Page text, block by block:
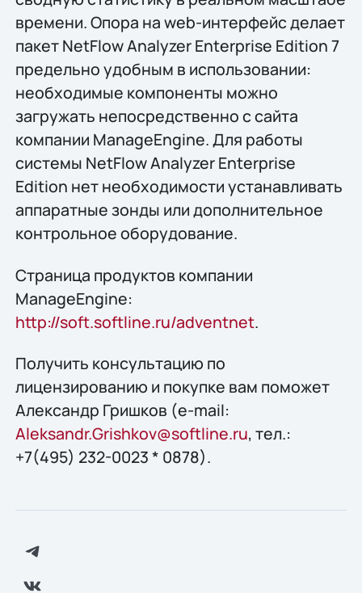
времени. Опора на web-интерфейс делает
пакет NetFlow Analyzer Enterprise Edition 7
предельно удобным в использовании:
необходимые компоненты можно
загружать непосредственно с сайта
компании ManageEngine. Для работы
системы NetFlow Analyzer Enterprise
Edition нет необходимости устанавливать
аппаратные зонды или дополнительное
контрольное оборудование.
Страница продуктов компании
ManageEngine:
http://soft.softline.ru/adventnet.
Получить конcультацию по
лицензированию и покупке вам поможет
Александр Гришков (e-mail:
Aleksandr.Grishkov@softline.ru, тел.:
+7(495) 232-0023 * 0878).